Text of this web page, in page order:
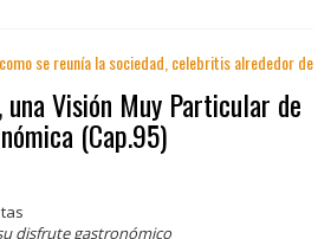
se reunía la sociedad, celebritis alrededor de
una Visión Muy Particular de
(Cap.95)
disfrute gastronómico